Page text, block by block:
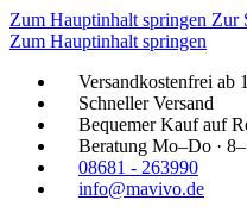
Zum Hauptinhalt springen Zur
Zum Hauptinhalt springen
Versandkostenfrei ab
Schneller Versand
Bequemer Kauf auf
Beratung Mo–Do ·
08681 - 263990
info@mavivo.de